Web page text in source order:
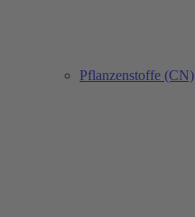
Pflanzenstoffe (CN)